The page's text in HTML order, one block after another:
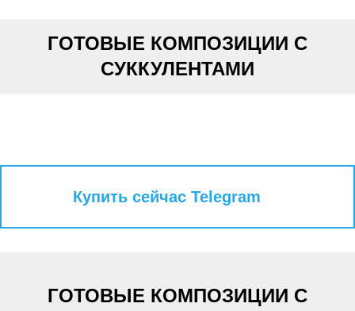
ГОТОВЫЕ КОМПОЗИЦИИ С
СУККУЛЕНТАМИ
Купить сейчас Telegram
ГОТОВЫЕ КОМПОЗИЦИИ С